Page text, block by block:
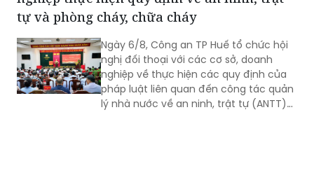
Ngày 6/8, Công an TP Huế tổ chức hội
nghị đối thoại với các cơ sở, doanh
nghiệp về thực hiện các quy định của
pháp luật liên quan đến công tác quản
lý nhà nước về an ninh, trật tự (ANTT)
trên địa bàn năm 2026.